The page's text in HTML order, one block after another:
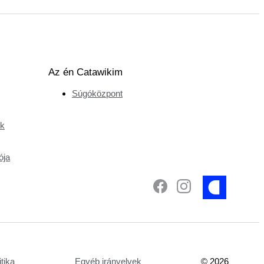
Az én Catawikim
Súgóközpont
Egyéb irányelvek © 2026